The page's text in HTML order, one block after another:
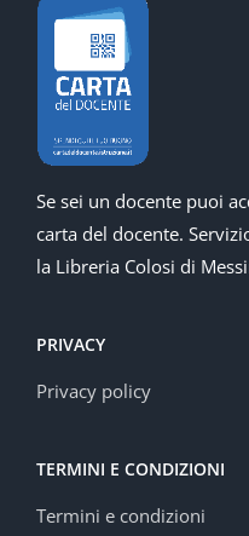
Se sei un docente puoi
carta del docente.
la Libreria Colosi di
PRIVACY
Privacy policy
TERMINI E CONDIZIONI
Termini e condizioni